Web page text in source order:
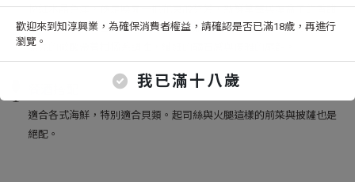
歡迎來到知淳興業，為確保消費者權益，請確認是否已滿18歲，再進行
瀏覽。
我已滿十八歲
粉紅水晶色澤。像是嗅聞一把花束般芬芳，新鮮草莓與覆盆子的香甜
氣味，混和些許西瓜的清爽。入口是滿滿的紅色莓果與淡淡櫻桃味，
漂亮的微酸帶著柑橘系調性，纖細的礦石感與優雅的尾韻。
適合各式海鮮，特別適合貝類。起司絲與火腿這樣的前菜與披薩也是
絕配。